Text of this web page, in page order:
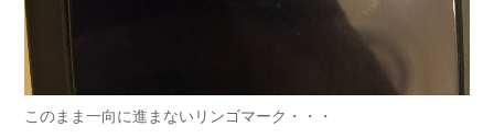
このまま一向に進まないリンゴマーク・・・